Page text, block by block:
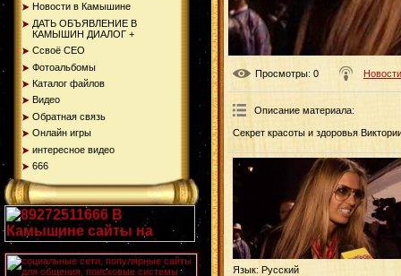
Новости в Камышине
ДАТЬ ОБЪЯВЛЕНИЕ В
КАМЫШИН ДИАЛОГ +
Ссвоё СЕО
Фотоальбомы
Каталог файлов
Видео
Обратная связь
Онлайн игры
интересное видео
666
Просмотры: 0
Описание материала:
Секрет красоты и здоровья
Язык: Русский